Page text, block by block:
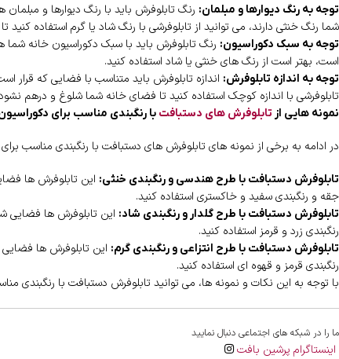
توجه به رنگ دیوارها و مبلمان: رنگ تابلوفرش باید با رنگ دیوارها و مبلمان
شما رنگ خنثی دارند، می توانید از تابلوفرشی با رنگ شاد یا گرم استفاده
توجه به سبک دکوراسیون: رنگ تابلوفرش باید با سبک دکوراسیون خانه شما
است، بهتر است از رنگ های خنثی یا شاد استفاده کنید.
توجه به اندازه تابلوفرش: اندازه تابلوفرش باید متناسب با فضایی که قرار
تابلوفرشی با اندازه کوچک استفاده کنید تا فضای خانه شما شلوغ و درهم
نمونه هایی از تابلوفرش های دستبافت با رنگبندی مناسب برای
در ادامه به برخی از نمونه های تابلوفرش های دستبافت با رنگبندی مناسب
تابلوفرش دستبافت با طرح هندسی و رنگبندی خنثی: این تابلوفرش ها
جقه و رنگبندی سفید و خاکستری استفاده کنید.
تابلوفرش دستبافت با طرح گلدار و رنگبندی شاد: این تابلوفرش ها فضایی
رنگبندی زرد و قرمز استفاده کنید.
تابلوفرش دستبافت با طرح انتزاعی و رنگبندی گرم: این تابلوفرش ها فضایی
رنگبندی قرمز و قهوه ای استفاده کنید.
با توجه به این نکات و نمونه ها، می توانید تابلوفرش دستبافت با رنگبندی
ما را در شبکه های اجتماعی دنبال نمایید
اینستاگرام پرشین بافت